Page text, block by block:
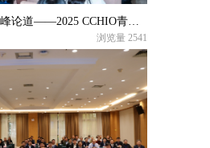
风起云岭，滇峰论道——2025 CCHIO青年医师辩论赛激荡春城
浏览量 2541